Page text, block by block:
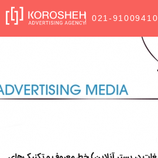
021-91009410